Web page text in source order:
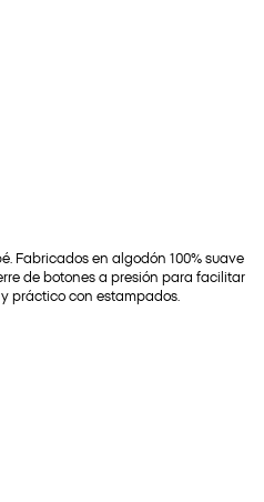
Fabricados en algodón 100% suave
de botones a presión para facilitar
práctico con estampados.